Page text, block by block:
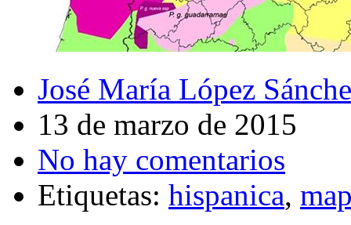
José María López
13 de marzo de 2015
No hay comentarios
Etiquetas: hispanica,